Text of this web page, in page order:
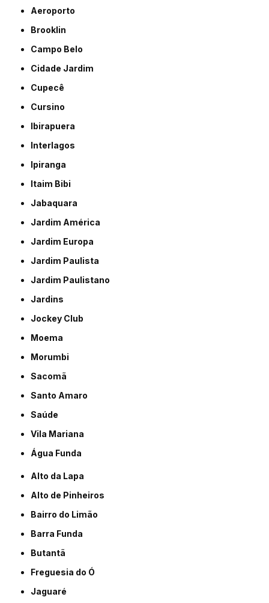
Aeroporto
Brooklin
Campo Belo
Cidade Jardim
Cupecê
Cursino
Ibirapuera
Interlagos
Ipiranga
Itaim Bibi
Jabaquara
Jardim América
Jardim Europa
Jardim Paulista
Jardim Paulistano
Jardins
Jockey Club
Moema
Morumbi
Sacomã
Santo Amaro
Saúde
Vila Mariana
Água Funda
Alto da Lapa
Alto de Pinheiros
Bairro do Limão
Barra Funda
Butantã
Freguesia do Ó
Jaguaré